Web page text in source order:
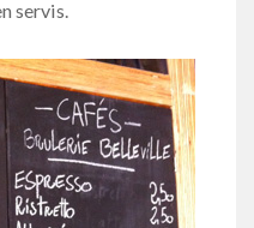
servis.